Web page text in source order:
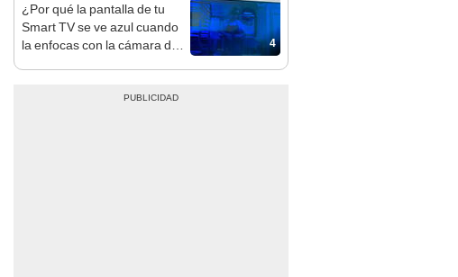
4
¿Por qué la pantalla de tu
Smart TV se ve azul cuando
la enfocas con la cámara del